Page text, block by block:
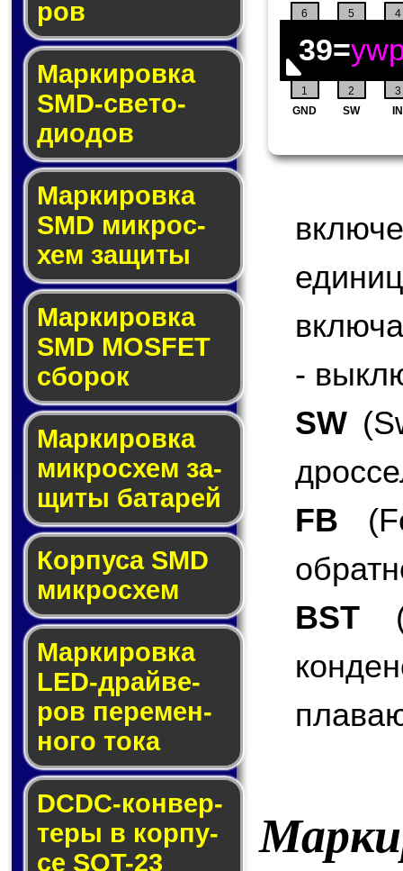
ров
Маркировка
SMD-све­то­
дио­дов
Мар­ки­ров­ка
SMD мик­рос­
хем защиты
Мар­ки­ров­ка
SMD MOSFET
сбо­рок
Мар­ки­ров­ка
мик­ро­схем за­
щи­ты ба­та­рей
Корпуса SMD
мик­ро­схем
Маркировка
LED-драй­ве­
ров пе­ре­мен­
но­го то­ка
DCDC-кон­вер­
те­ры в кор­пу­
се SOT-23
1 2 3
4
GND SW IN
5
6
39=
-
SW
FB
BST